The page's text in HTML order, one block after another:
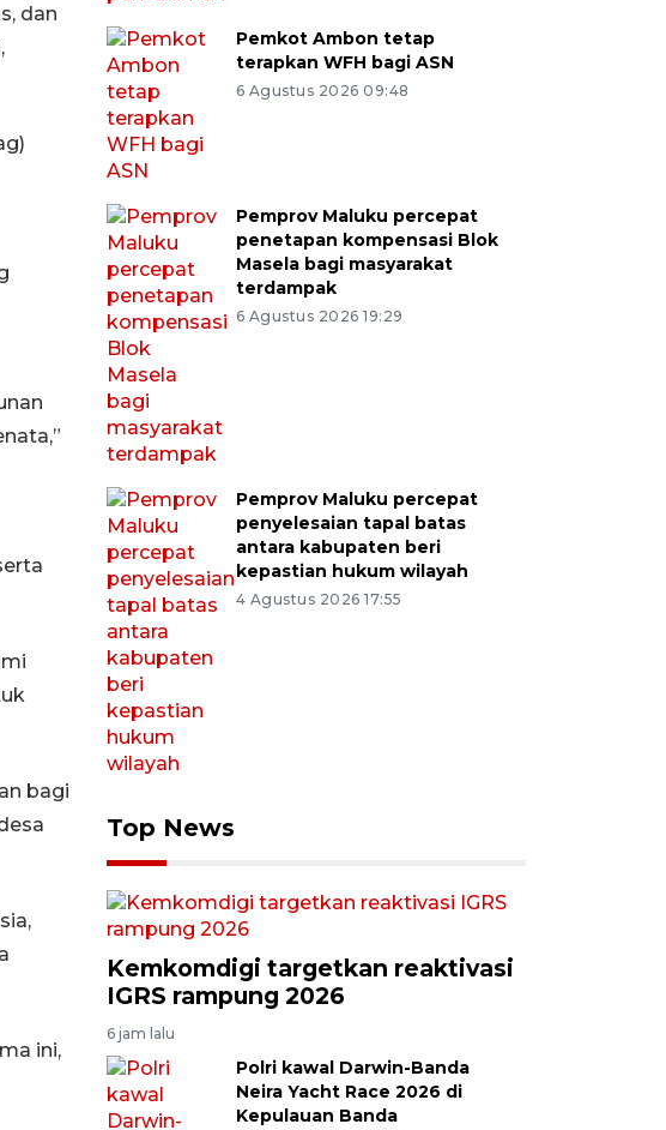
dan
bagi
ini,
Pemkot Ambon tetap
terapkan WFH bagi ASN
6 Agustus 2026 09:48
Pemprov Maluku percepat
penetapan kompensasi Blok
Masela bagi masyarakat
terdampak
6 Agustus 2026 19:29
Pemprov Maluku percepat
penyelesaian tapal batas
antara kabupaten beri
kepastian hukum wilayah
4 Agustus 2026 17:55
Top News
Kemkomdigi targetkan reaktivasi
IGRS rampung 2026
6 jam lalu
Polri kawal Darwin-Banda
Neira Yacht Race 2026 di
Kepulauan Banda